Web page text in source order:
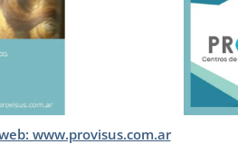
www.provisus.com.ar